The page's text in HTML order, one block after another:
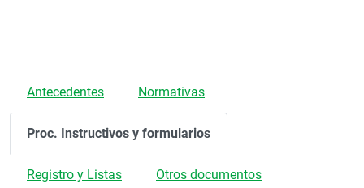
Antecedentes Normativas
Proc. Instructivos y formularios
Registro y Listas Otros documentos